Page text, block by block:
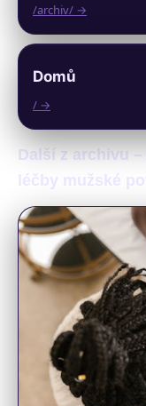
/archiv/ →
Domů
/ →
Další z archivu
léčby mužské